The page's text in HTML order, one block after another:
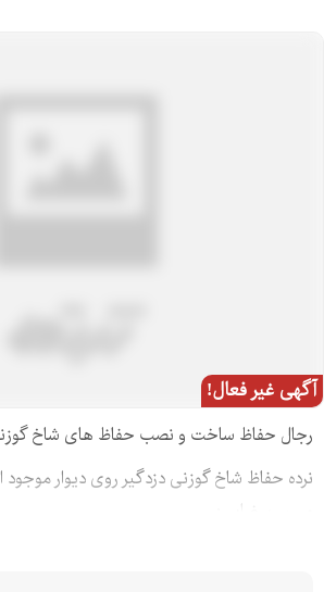
آگهی غیر فعال!
رجال حفاظ ساخت و نصب حفاظ های شاخ
نرده حفاظ شاخ گوزنی دزدگیر روی دیوار